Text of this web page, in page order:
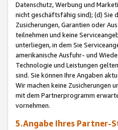
Datenschutz, Werbung und
nicht geschäftsfähig sind); (d) Sie
Zusicherungen, Garantien oder
teilnehmen und keine
unterliegen, in dem Sie
amerikanische Ausfuhr- und
Technologie und Leistungen
sind. Sie können Ihre Angaben
Wir machen keine Zusicherungen
mit dem Partnerprogramm
vornehmen.
5.Angabe Ihres Partner-